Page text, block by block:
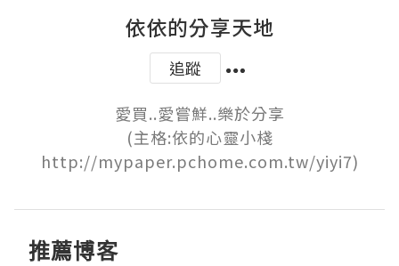
依依的分享天地
追蹤
愛買..愛嘗鮮..樂於分享
(主格:依的心靈小棧
http://mypaper.pchome.com.tw/yiyi7)
推薦博客